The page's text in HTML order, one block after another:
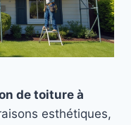
de toiture à
esthétiques,